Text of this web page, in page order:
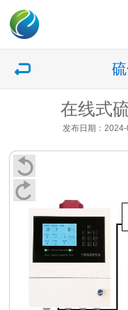
在线式
发布日期：